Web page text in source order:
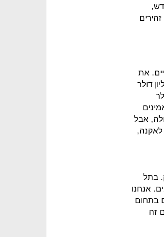
פרטיים. את
של 2014 סיימה החברה עם הכנסות של 2.4 מיליון דולר
מיליון דולר
אבל
מוכנים לשלב 3 בתרופה לאקנה,
בתל
אנחנו
בתחום
זה